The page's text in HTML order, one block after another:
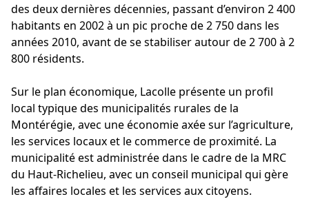
des deux dernières décennies, passant d’environ 2 400
habitants en 2002 à un pic proche de 2 750 dans les
années 2010, avant de se stabiliser autour de 2 700 à 2
800 résidents.
Sur le plan économique, Lacolle présente un profil
local typique des municipalités rurales de la
Montérégie, avec une économie axée sur l’agriculture,
les services locaux et le commerce de proximité. La
municipalité est administrée dans le cadre de la MRC
du Haut-Richelieu, avec un conseil municipal qui gère
les affaires locales et les services aux citoyens.